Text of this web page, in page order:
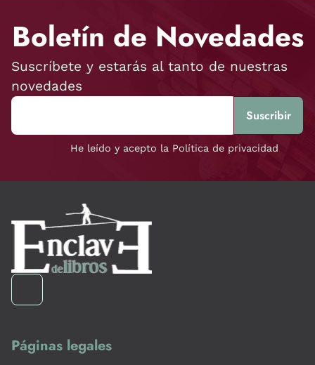
Boletín de Novedades
Suscríbete y estarás al tanto de nuestras
novedades
He leído y acepto la Política de privacidad
Páginas legales